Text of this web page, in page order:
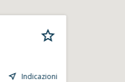
Indicazioni